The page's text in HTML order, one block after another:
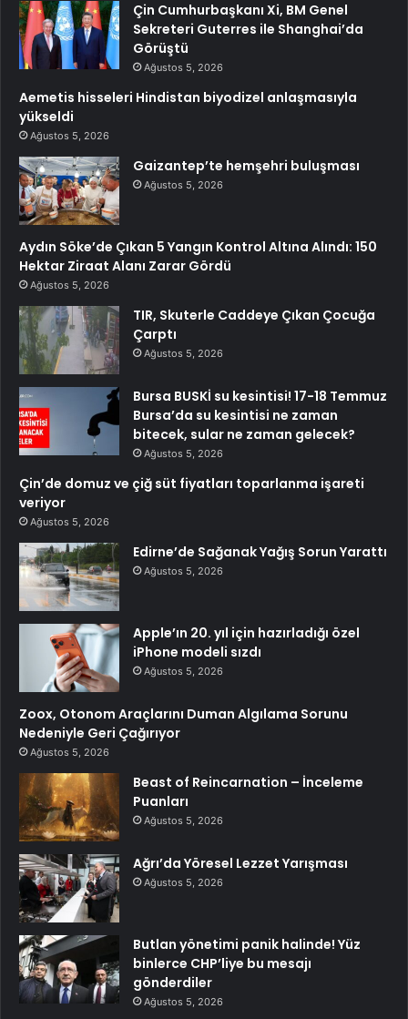
Çin Cumhurbaşkanı Xi, BM Genel
Sekreteri Guterres ile Shanghai’da
Görüştü
Ağustos 5, 2026
Aemetis hisseleri Hindistan biyodizel anlaşmasıyla
yükseldi
Ağustos 5, 2026
Gaizantep’te hemşehri buluşması
Ağustos 5, 2026
Aydın Söke’de Çıkan 5 Yangın Kontrol Altına Alındı: 150
Hektar Ziraat Alanı Zarar Gördü
Ağustos 5, 2026
TIR, Skuterle Caddeye Çıkan Çocuğa
Çarptı
Ağustos 5, 2026
Bursa BUSKİ su kesintisi! 17-18 Temmuz
Bursa’da su kesintisi ne zaman
bitecek, sular ne zaman gelecek?
Ağustos 5, 2026
Çin’de domuz ve çiğ süt fiyatları toparlanma işareti
veriyor
Ağustos 5, 2026
Edirne’de Sağanak Yağış Sorun Yarattı
Ağustos 5, 2026
Apple’ın 20. yıl için hazırladığı özel
iPhone modeli sızdı
Ağustos 5, 2026
Zoox, Otonom Araçlarını Duman Algılama Sorunu
Nedeniyle Geri Çağırıyor
Ağustos 5, 2026
Beast of Reincarnation – İnceleme
Puanları
Ağustos 5, 2026
Ağrı’da Yöresel Lezzet Yarışması
Ağustos 5, 2026
Butlan yönetimi panik halinde! Yüz
binlerce CHP’liye bu mesajı
gönderdiler
Ağustos 5, 2026